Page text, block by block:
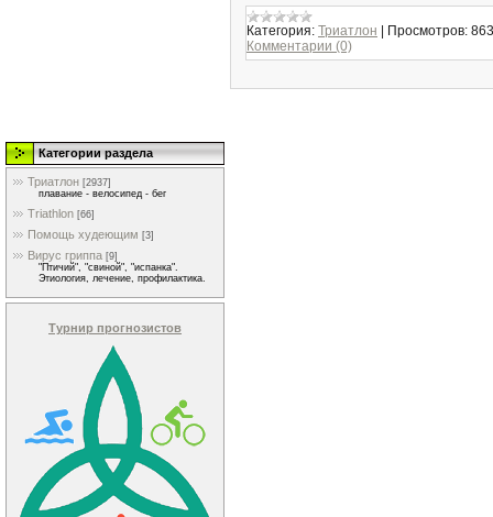
Категории раздела
Триатлон [2937]
плавание - велосипед - бег
Triathlon [66]
Помощь худеющим [3]
Вирус гриппа [9]
"Птичий", "свиной", "испанка".
Этиология, лечение, профилактика.
Турнир прогнозистов
Категория: Триатлон Просмотров: 863
Комментарии (0)